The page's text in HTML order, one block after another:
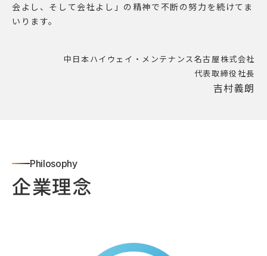
会よし、そして会社よし」の精神で不断の努力を続けてま
いります。
中日本ハイウェイ・メンテナンス名古屋株式会社
代表取締役社長
吉村義朗
Philosophy
企業理念